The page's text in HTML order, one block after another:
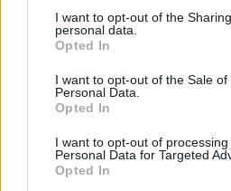
I want to opt-out of the
personal data.
Opted In
I want to opt-out of the Sale of
Personal Data.
Opted In
I want to opt-out of processing
Personal Data for Targeted
Opted In
Napsat
Informace o
Registrace od:
Online: Není